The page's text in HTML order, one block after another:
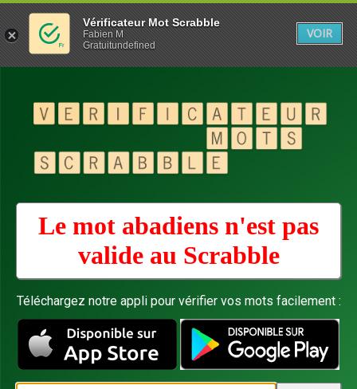
Le mot abadiens n'est pas
valide au Scrabble
Téléchargez notre appli pour vérifier vos mots facilement :
Vérificateur Mot Scrabble
Fabien M
Gratuitundefined
VOIR